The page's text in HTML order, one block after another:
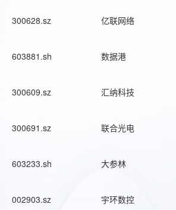
300628.sz 亿联网络
603881.sh 数据港
300609.sz 汇纳科技
300691.sz 联合光电
603233.sh 大参林
002903.sz 宇环数控